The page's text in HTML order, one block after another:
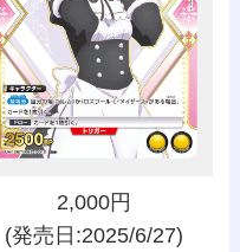
2,000円
(発売日:2025/6/27)